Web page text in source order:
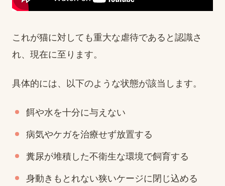
これが猫に対しても重大な虐待であると認識さ
れ、現在に至ります。
具体的には、以下のような状態が該当します。
餌や水を十分に与えない
病気やケガを治療せず放置する
糞尿が堆積した不衛生な環境で飼育する
身動きもとれない狭いケージに閉じ込める